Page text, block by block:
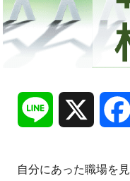
Line
自分にあった職場を